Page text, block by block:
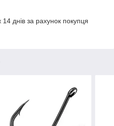
днів за рахунок покупця